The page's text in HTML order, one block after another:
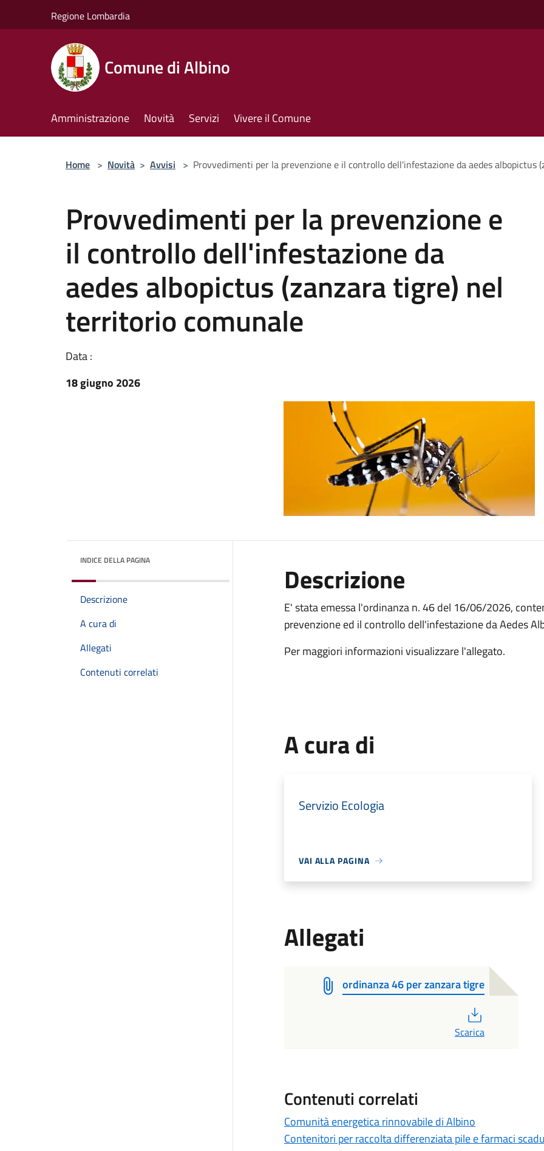
Regione Lombardia
Comune di Albino
Amministrazione Novità Servizi Vivere il Comune
Home > Novità > Avvisi > Provvedimenti per la prevenzione e il controllo dell'infestazione da aedes
Provvedimenti per la prevenzione e
il controllo dell'infestazione da
aedes albopictus (zanzara tigre) nel
territorio comunale
Data :
18 giugno 2026
INDICE DELLA PAGINA
Descrizione
A cura di
Allegati
Contenuti correlati
Descrizione
E' stata emessa l'ordinanza n. 46 del 16/06/2026,
prevenzione ed il controllo dell'infestazione da Aedes
Per maggiori informazioni visualizzare l'allegato.
A cura di
Servizio Ecologia
VAI ALLA PAGINA
Allegati
ordinanza 46 per zanzara tigre
Scarica
Contenuti correlati
Comunità energetica rinnovabile di Albino
Contenitori per raccolta differenziata pile e farmaci